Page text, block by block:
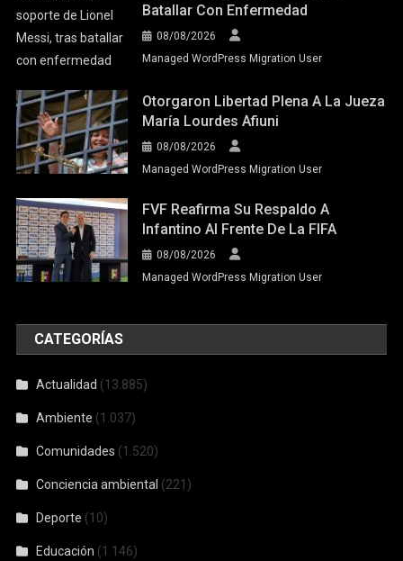
Batallar Con Enfermedad
08/08/2026
Managed WordPress Migration User
Otorgaron Libertad Plena A La Jueza
María Lourdes Afiuni
08/08/2026
Managed WordPress Migration User
FVF Reafirma Su Respaldo A
Infantino Al Frente De La FIFA
08/08/2026
Managed WordPress Migration User
CATEGORÍAS
Actualidad (13.885)
Ambiente (1.037)
Comunidades (1.520)
Conciencia ambiental (221)
Deporte (10)
Educación (1.146)